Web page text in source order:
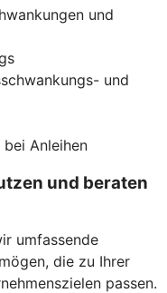
und
und
Anleihen
und beraten
umfassende
die zu Ihrer
passen.